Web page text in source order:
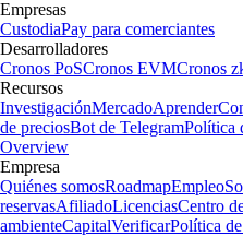
Empresas
CustodiaPay para comerciantes
Desarrolladores
Cronos PoSCronos EVMCronos
Recursos
InvestigaciónMercadoAprender
de preciosBot de TelegramPolítica
Overview
Empresa
Quiénes somosRoadmapEmpleo
reservasAfiliadoLicenciasCentro
ambienteCapitalVerificarPolítica